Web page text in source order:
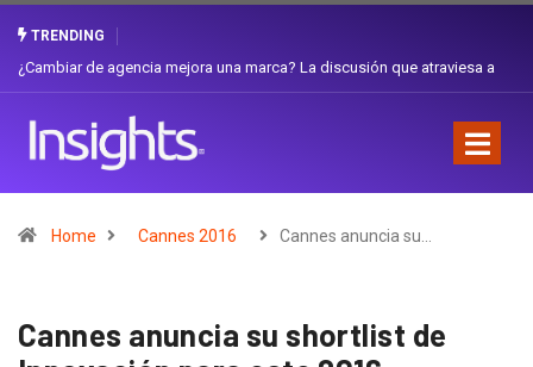
TRENDING
Gabriela Herrera y el arte de cambiarse el sombrero en Corporación
Home Cannes 2016 Cannes anuncia su…
Cannes anuncia su shortlist de